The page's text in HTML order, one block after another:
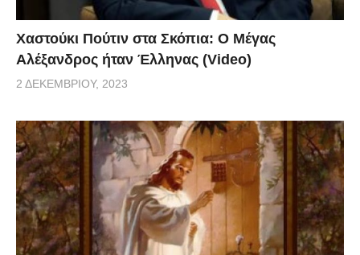
Χαστούκι Πούτιν στα Σκόπια: Ο Μέγας
Αλέξανδρος ήταν Έλληνας (Video)
2 ΔΕΚΕΜΒΡΊΟΥ, 2023